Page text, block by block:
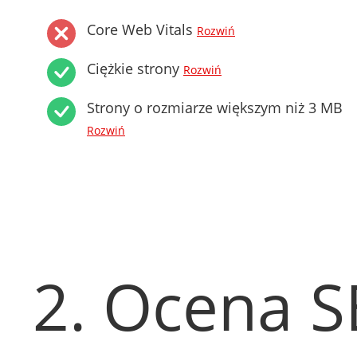
Core Web Vitals Rozwiń
Ciężkie strony Rozwiń
Strony o rozmiarze większym niż 3 MB
Rozwiń
2. Ocena